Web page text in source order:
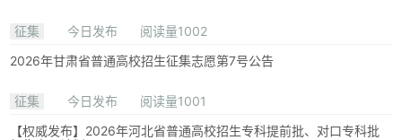
征集 今日发布
阅读量1002
2026年甘肃省普通高校招生征集志愿第7号公告
征集 今日发布
阅读量1001
【权威发布】2026年河北省普通高校招生专科提前批、对口专科批